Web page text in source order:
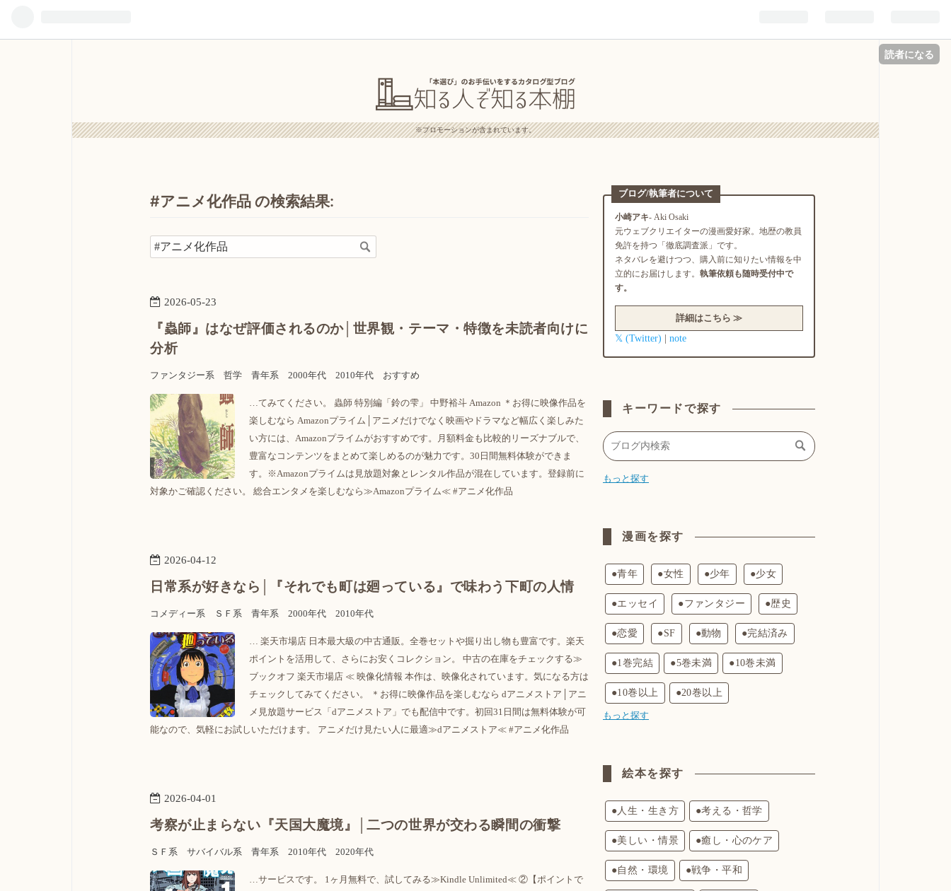
読者になる
※プロモーションが含まれています。
#アニメ化作品 の検索結果:
2026-05-23
『蟲師』はなぜ評価されるのか│世界観・テーマ・特徴を未読者向けに
分析
ファンタジー系 哲学 青年系 2000年代 2010年代 おすすめ
…てみてください。 蟲師 特別編「鈴の雫」 中野裕斗 Amazon ＊お得に映像作品を
楽しむなら Amazonプライム│アニメだけでなく映画やドラマなど幅広く楽しみた
い方には、Amazonプライムがおすすめです。月額料金も比較的リーズナブルで、
豊富なコンテンツをまとめて楽しめるのが魅力です。30日間無料体験ができま
す。※Amazonプライムは見放題対象とレンタル作品が混在しています。登録前に
対象かご確認ください。 総合エンタメを楽しむなら≫Amazonプライム≪ #アニメ化作品
2026-04-12
日常系が好きなら│『それでも町は廻っている』で味わう下町の人情
コメディー系 ＳＦ系 青年系 2000年代 2010年代
… 楽天市場店 日本最大級の中古通販。全巻セットや掘り出し物も豊富です。楽天
ポイントを活用して、さらにお安くコレクション。 中古の在庫をチェックする≫
ブックオフ 楽天市場店 ≪ 映像化情報 本作は、映像化されています。気になる方は
チェックしてみてください。 ＊お得に映像作品を楽しむなら dアニメストア│アニ
メ見放題サービス「dアニメストア」でも配信中です。初回31日間は無料体験が可
能なので、気軽にお試しいただけます。 アニメだけ見たい人に最適≫dアニメストア≪ #アニメ化作品
2026-04-01
考察が止まらない『天国大魔境』│二つの世界が交わる瞬間の衝撃
ＳＦ系 サバイバル系 青年系 2010年代 2020年代
…サービスです。 1ヶ月無料で、試してみる≫Kindle Unlimited≪ ②【ポイントで
ブログ/執筆者について
小崎アキ- Aki Osaki
元ウェブクリエイターの漫画愛好家。地歴の教員
免許を持つ「徹底調査派」です。
ネタバレを避けつつ、購入前に知りたい情報を中
立的にお届けします。 執筆依頼も随時受付中で
す。
詳細はこちら ≫
𝕏 (Twitter) note
キーワードで探す
もっと探す
漫画を探す
●青年 ●女性 ●少年 ●少女
●エッセイ ●ファンタジー ●歴史
●恋愛 ●SF ●動物 ●完結済み
●1巻完結 ●5巻未満 ●10巻未満
●10巻以上 ●20巻以上
もっと探す
絵本を探す
●人生・生き方 ●考える・哲学
●美しい・情景 ●癒し・心のケア
●自然・環境 ●戦争・平和